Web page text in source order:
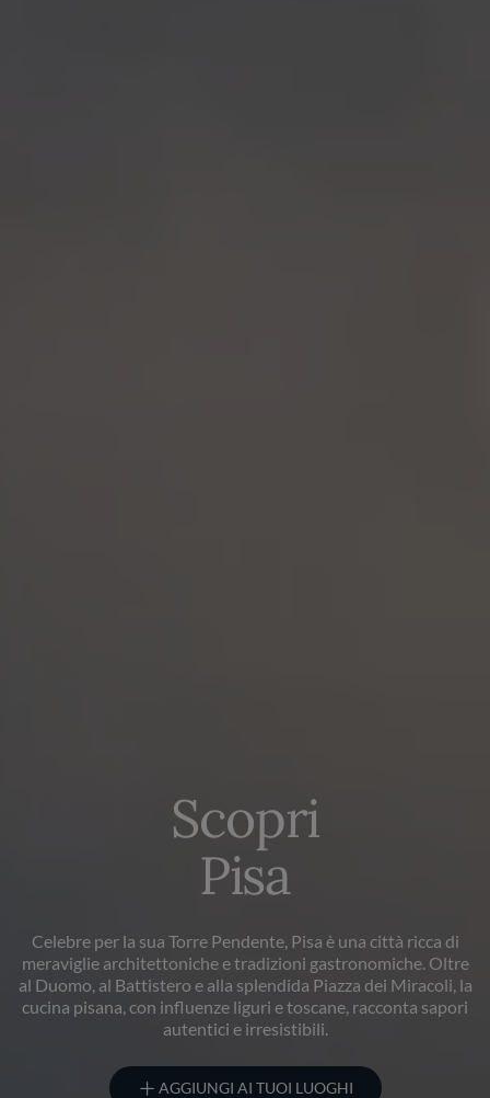
Scopri
Pisa
Celebre per la sua Torre Pendente, Pisa è una città ricca di
meraviglie architettoniche e tradizioni gastronomiche. Oltre
al Duomo, al Battistero e alla splendida Piazza dei Miracoli, la
cucina pisana, con influenze liguri e toscane, racconta sapori
autentici e irresistibili.
AGGIUNGI AI TUOI LUOGHI